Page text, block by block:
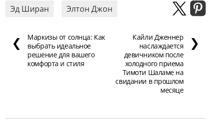
Эд Ширан Элтон Джон
❮
Маркизы от солнца: Как
выбрать идеальное
решение для вашего
комфорта и стиля
Кайли Дженнер
наслаждается
девичником после
холодного приема
Тимоти Шаламе на
свидании в прошлом
месяце
❯